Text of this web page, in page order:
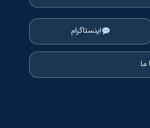
اینستاگرام
ما